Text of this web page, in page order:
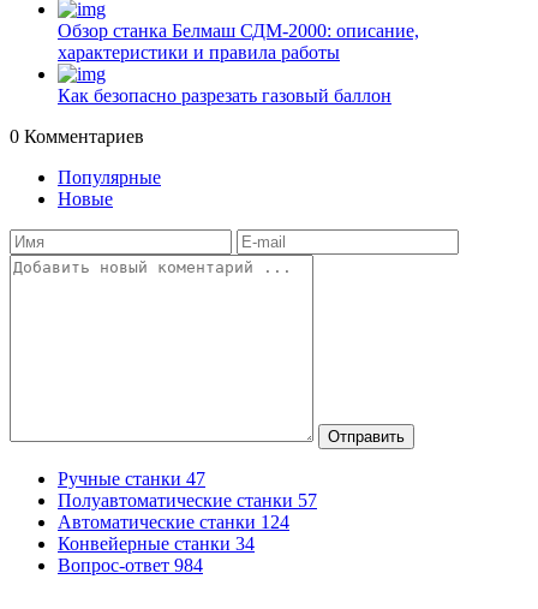
Обзор станка Белмаш СДМ-2000: описание,
характеристики и правила работы
Как безопасно разрезать газовый баллон
0 Комментариев
Популярные
Новые
Отправить
Ручные станки 47
Полуавтоматические станки 57
Автоматические станки 124
Конвейерные станки 34
Вопрос-ответ 984